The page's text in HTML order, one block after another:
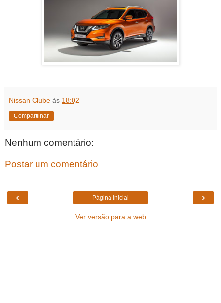
Nissan Clube às 18:02
Compartilhar
Nenhum comentário:
Postar um comentário
‹ ›
Página inicial
Ver versão para a web